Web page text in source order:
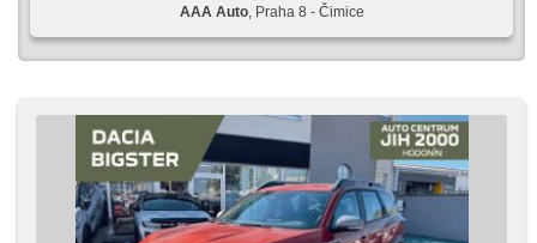
AAA Auto, Praha 8 - Čimice